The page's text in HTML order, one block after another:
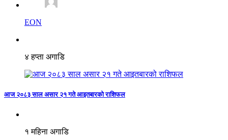
EON
४ हप्ता अगाडि
आज २०८३ साल असार २१ गते आइतबारको राशिफल
१ महिना अगाडि